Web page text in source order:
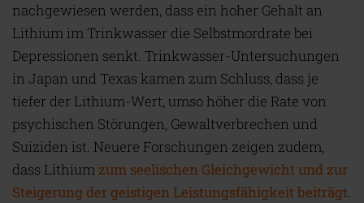
nachgewiesen werden, dass ein hoher Gehalt an
Lithium im Trinkwasser die Selbstmordrate bei
Depressionen senkt. Trinkwasser-Untersuchungen
in Japan und Texas kamen zum Schluss, dass je
tiefer der Lithium-Wert, umso höher die Rate von
psychischen Störungen, Gewaltverbrechen und
Suiziden ist. Neuere Forschungen zeigen zudem,
dass Lithium zum seelischen Gleichgewicht und zur
Steigerung der geistigen Leistungsfähigkeit beiträgt.